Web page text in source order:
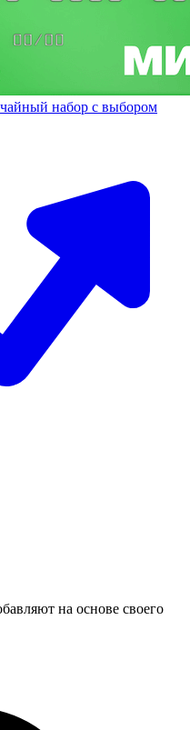
набор с выбором
на основе своего